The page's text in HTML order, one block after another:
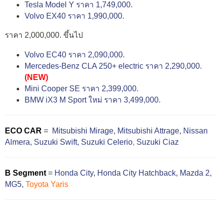
Tesla Model Y ราคา 1,749,000.
Volvo EX40 ราคา 1,990,000.
ราคา 2,000,000. ขึ้นไป
Volvo EC40 ราคา 2,090,000.
Mercedes-Benz CLA 250+ electric ราคา 2,290,000.
(NEW)
Mini Cooper SE ราคา 2,399,000.
BMW iX3 M Sport ใหม่ ราคา 3,499,000.
ECO CAR = Mitsubishi Mirage, Mitsubishi Attrage, Nissan
Almera, Suzuki Swift, Suzuki Celerio, Suzuki Ciaz
B Segment = Honda City, Honda City Hatchback, Mazda 2,
MG5, Toyota Yaris